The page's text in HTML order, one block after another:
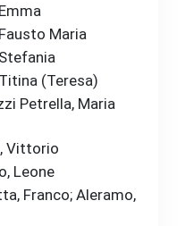
Maria
(Teresa)
Petrella, Maria
Vittorio
Leone
Franco; Aleramo,